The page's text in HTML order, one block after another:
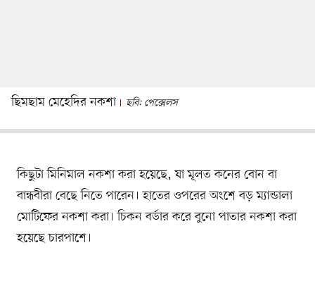
ছিমছাম মেহেদির নকশা ছবি: পেক্সেলস
কিছুটা মিনিমাল নকশা করা হয়েছে, যা মূলত কনের বোন বা
বান্ধবীরা বেছে নিতে পারেন। হাতের ওপরের অংশে বড় ম্যান্ডালা
মোটিফের নকশা করা। চিকন বর্ডার করে বুনো পাতার নকশা করা
হয়েছে চারপাশে।